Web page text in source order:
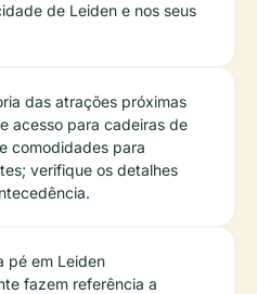
de Leiden e nos seus
das atrações próximas
acesso para cadeiras de
comodidades para
verifique os detalhes
pé em Leiden
fazem referência a